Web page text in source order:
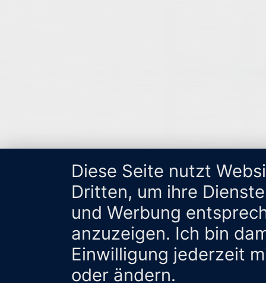
Diese Seite nutzt
Dritten, um ihre
und Werbung
anzuzeigen. Ich bin
Einwilligung jederzeit
oder ändern.